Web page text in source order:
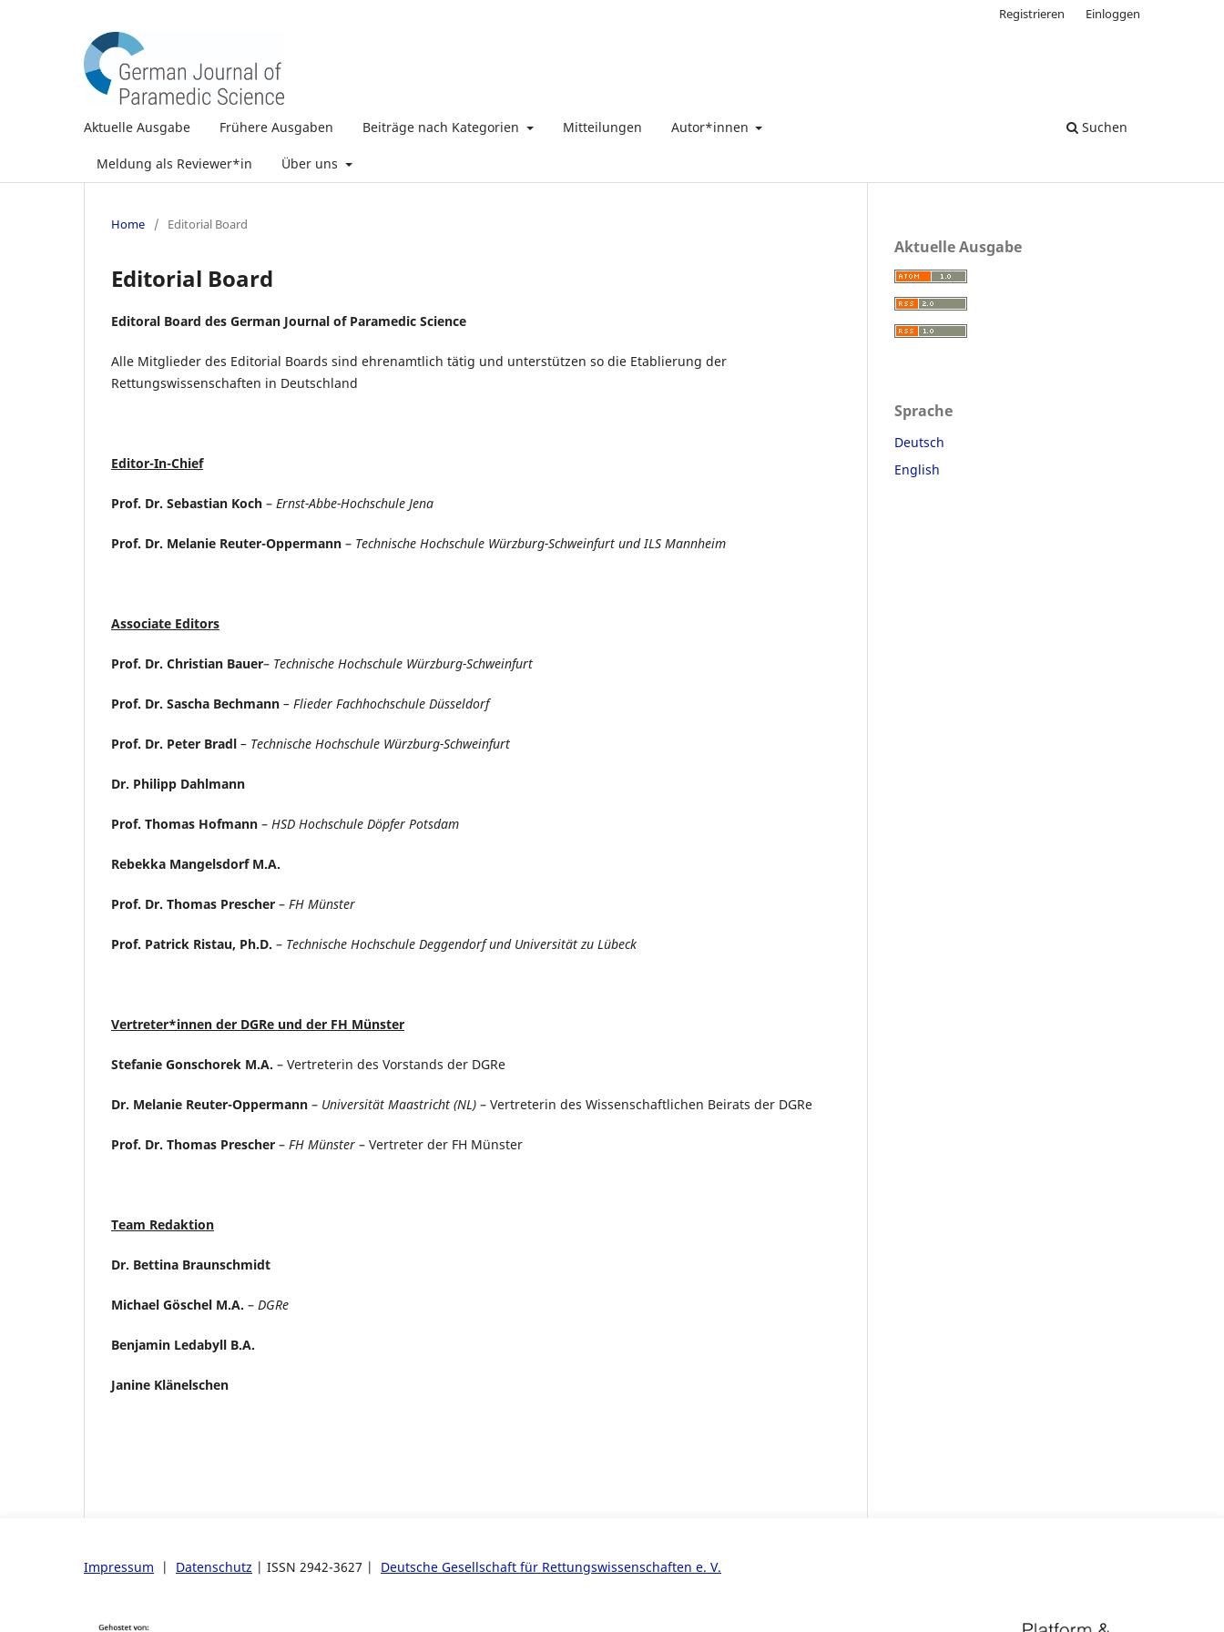
Aktuelle Ausgabe Frühere Ausgaben Beiträge nach Kategorien Mitteilungen Autor*innen
Meldung als Reviewer*in Über uns
Suchen
Registrieren Einloggen
Home / Editorial Board
Editorial Board
Editoral Board des German Journal of Paramedic Science
Alle Mitglieder des Editorial Boards sind ehrenamtlich tätig und unterstützen so die Etablierung der
Rettungswissenschaften in Deutschland
Editor-In-Chief
Prof. Dr. Sebastian Koch – Ernst-Abbe-Hochschule Jena
Prof. Dr. Melanie Reuter-Oppermann – Technische Hochschule Würzburg-Schweinfurt und ILS Mannheim
Associate Editors
Prof. Dr. Christian Bauer– Technische Hochschule Würzburg-Schweinfurt
Prof. Dr. Sascha Bechmann – Flieder Fachhochschule Düsseldorf
Prof. Dr. Peter Bradl – Technische Hochschule Würzburg-Schweinfurt
Dr. Philipp Dahlmann
Prof. Thomas Hofmann – HSD Hochschule Döpfer Potsdam
Rebekka Mangelsdorf M.A.
Prof. Dr. Thomas Prescher – FH Münster
Prof. Patrick Ristau, Ph.D. – Technische Hochschule Deggendorf und Universität zu Lübeck
Vertreter*innen der DGRe und der FH Münster
Stefanie Gonschorek M.A. – Vertreterin des Vorstands der DGRe
Dr. Melanie Reuter-Oppermann – Universität Maastricht (NL) – Vertreterin des Wissenschaftlichen Beirats der DGRe
Prof. Dr. Thomas Prescher – FH Münster – Vertreter der FH Münster
Team Redaktion
Dr. Bettina Braunschmidt
Michael Göschel M.A. – DGRe
Benjamin Ledabyll B.A.
Janine Klänelschen
Aktuelle Ausgabe
Sprache
Deutsch
English
Impressum | Datenschutz | ISSN 2942-3627 | Deutsche Gesellschaft für Rettungswissenschaften e. V.